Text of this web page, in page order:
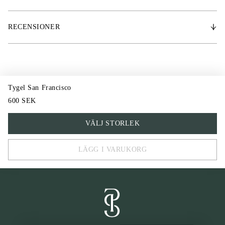
stanna på önskad plats.
RECENSIONER
Tygel San Francisco
600 SEK
VÄLJ STORLEK
COB
LÄGG I VARUKORG